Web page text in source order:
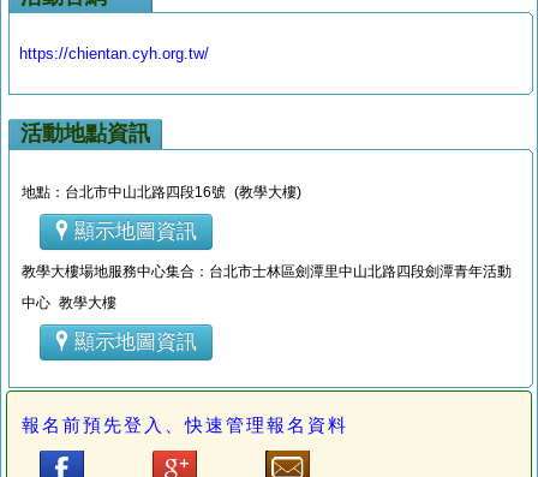
https://chientan.cyh.org.tw/
活動地點資訊
地點：台北市中山北路四段16號 (教學大樓)
顯示地圖資訊
教學大樓場地服務中心集合：台北市士林區劍潭里中山北路四段劍潭青年活動
中心 教學大樓
顯示地圖資訊
報名前預先登入、快速管理報名資料